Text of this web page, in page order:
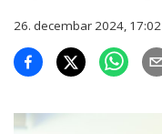
26. decembar 2024, 17:02